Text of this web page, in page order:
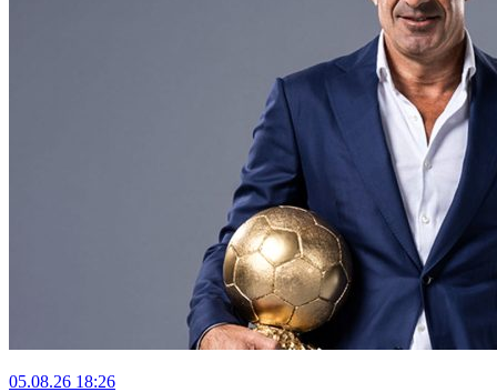
05.08.26 18:26